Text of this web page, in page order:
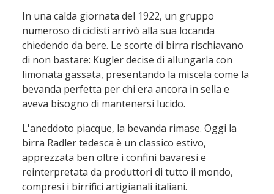
In una calda giornata del 1922, un gruppo
numeroso di ciclisti arrivò alla sua locanda
chiedendo da bere. Le scorte di birra rischiavano
di non bastare: Kugler decise di allungarla con
limonata gassata, presentando la miscela come la
bevanda perfetta per chi era ancora in sella e
aveva bisogno di mantenersi lucido.
L'aneddoto piacque, la bevanda rimase. Oggi la
birra Radler tedesca è un classico estivo,
apprezzata ben oltre i confini bavaresi e
reinterpretata da produttori di tutto il mondo,
compresi i birrifici artigianali italiani.